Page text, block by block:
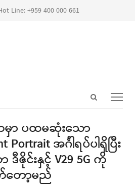
Line: +959 400 000 661
Open
ာ ပထမဆုံးသော
Portrait အင်္ဂါရပ်ပါရှိပြီး
ဇိုင်းနှင့် V29 5G ကို
တော့မည်